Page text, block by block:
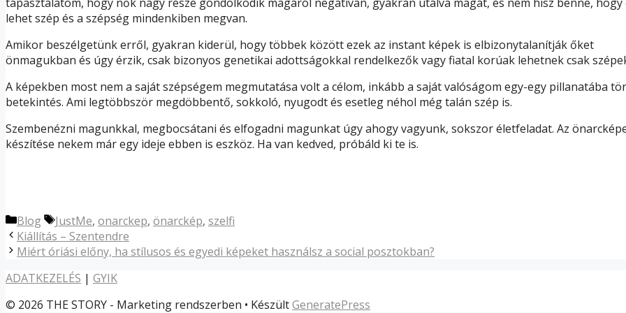
lehet szép és a szépség mindenkiben megvan.
Amikor beszélgetünk erről, gyakran kiderül, hogy többek között ezek az instant képek is elbizonytalanítják őket
önmagukban és úgy érzik, csak bizonyos genetikai adottságokkal rendelkezők vagy fiatal korúak lehetnek csak
A képekben most nem a saját szépségem megmutatása volt a célom, inkább a saját valóságom egy-egy pillanatába
betekintés. Ami legtöbbször megdöbbentő, sokkoló, nyugodt és esetleg néhol még talán szép is.
Szembenézni magunkkal, megbocsátani és elfogadni magunkat úgy ahogy vagyunk, sokszor életfeladat. Az
készítése nekem már egy ideje ebben is eszköz. Ha van kedved, próbáld ki te is.
Kategória
Blog Címkék
JustMe, onarckep, önarckép, szelfi
Bejegyzés
navigáció
Kiállítás – Szentendre
Miért óriási előny, ha stílusos és egyedi képeket használsz a social posztokban?
ADATKEZELÉS | GYIK
© 2026 THE STORY - Marketing rendszerben • KészültGeneratePress